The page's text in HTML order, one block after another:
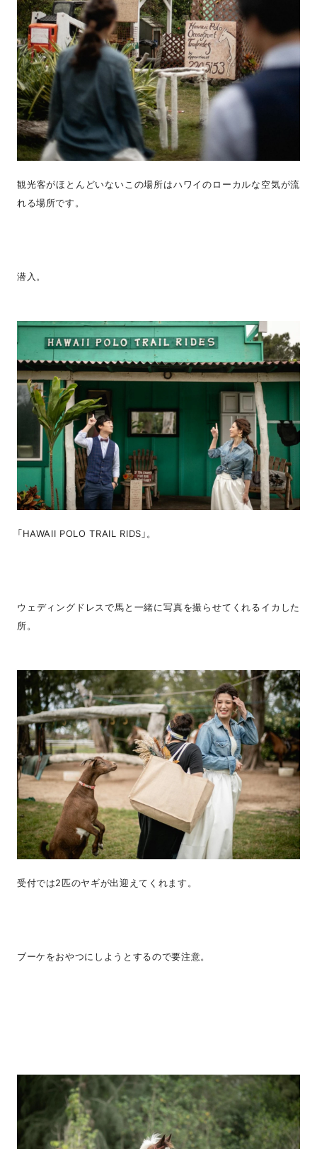
観光客がほとんどいないこの場所はハワイのローカルな空気が流
れる場所です。
潜入。
「HAWAII POLO TRAIL RIDS」。
ウェディングドレスで馬と一緒に写真を撮らせてくれるイカした
所。
受付では2匹のヤギが出迎えてくれます。
ブーケをおやつにしようとするので要注意。